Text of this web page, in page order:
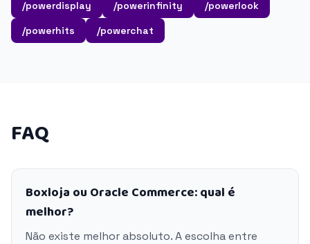
/powerdisplay /powerinfinity
/powerlook
/powerhits
/powerchat
FAQ
Boxloja ou Oracle Commerce: qual é
melhor?
Não existe melhor absoluto. A escolha entre